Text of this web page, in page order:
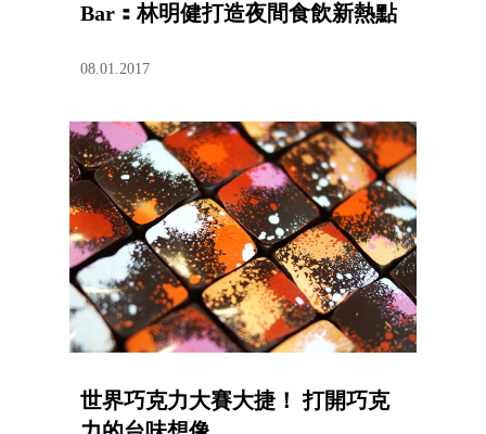
Bar：林明健打造夜間食飲新熱點
08.01.2017
世界巧克力大賽大捷！ 打開巧克